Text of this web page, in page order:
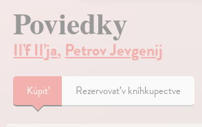
Poviedky
Iľf Iľja, Petrov Jevgenij
Kúpiť Rezervovať v kníhkupectve